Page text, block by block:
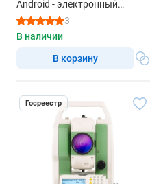
Вес с аккумулятором
5.25
Android - электронный
тахеометр3
В наличии
В корзину
Госреестр